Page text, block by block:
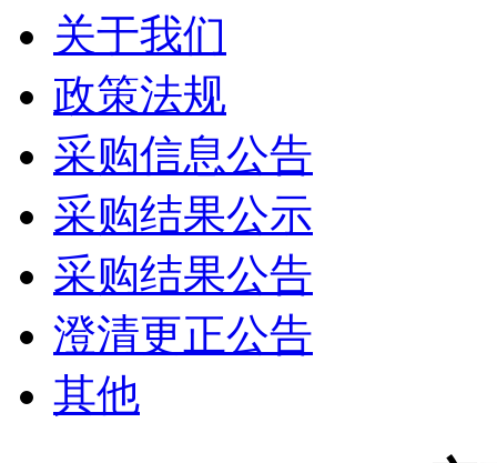
关于我们
政策法规
采购信息公告
采购结果公示
采购结果公告
澄清更正公告
其他